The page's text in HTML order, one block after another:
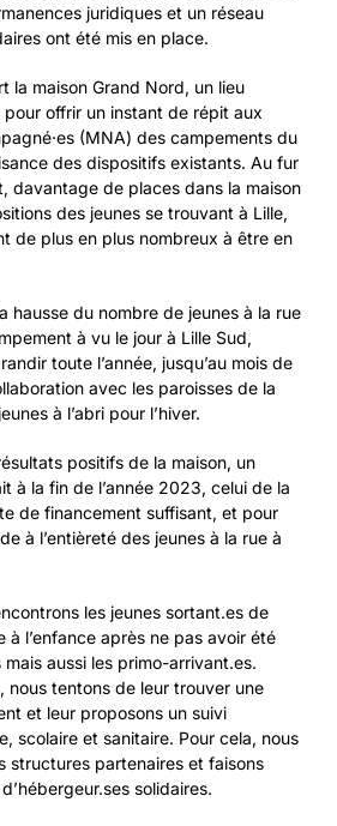
juridiques et un réseau
ont été mis en place.
la maison Grand Nord, un lieu
pour offrir un instant de répit aux
(MNA) des campements du
des dispositifs existants. Au fur
davantage de places dans la maison
des jeunes se trouvant à Lille,
de plus en plus nombreux à être en
hausse du nombre de jeunes à la rue
à vu le jour à Lille Sud,
toute l’année, jusqu’au mois de
avec les paroisses de la
à l’abri pour l’hiver.
positifs de la maison, un
à la fin de l’année 2023, celui de la
de financement suffisant, et pour
à l’entièreté des jeunes à la rue à
les jeunes sortant.es de
à l’enfance après ne pas avoir été
mais aussi les primo-arrivant.es.
nous tentons de leur trouver une
et leur proposons un suivi
scolaire et sanitaire. Pour cela, nous
structures partenaires et faisons
solidaires.